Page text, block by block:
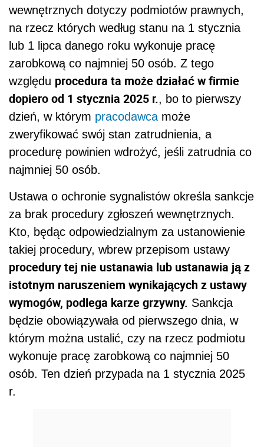
wewnętrznych dotyczy podmiotów prawnych,
na rzecz których według stanu na 1 stycznia
lub 1 lipca danego roku wykonuje pracę
zarobkową co najmniej 50 osób. Z tego
względu procedura ta może działać w firmie
dopiero od 1 stycznia 2025 r., bo to pierwszy
dzień, w którym pracodawca może
zweryfikować swój stan zatrudnienia, a
procedurę powinien wdrożyć, jeśli zatrudnia co
najmniej 50 osób.
Ustawa o ochronie sygnalistów określa sankcje
za brak procedury zgłoszeń wewnętrznych.
Kto, będąc odpowiedzialnym za ustanowienie
takiej procedury, wbrew przepisom ustawy
procedury tej nie ustanawia lub ustanawia ją z
istotnym naruszeniem wynikających z ustawy
wymogów, podlega karze grzywny. Sankcja
będzie obowiązywała od pierwszego dnia, w
którym można ustalić, czy na rzecz podmiotu
wykonuje pracę zarobkową co najmniej 50
osób. Ten dzień przypada na 1 stycznia 2025
r.